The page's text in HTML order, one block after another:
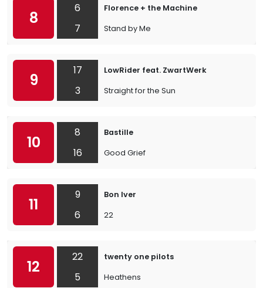
8
6
7
Florence + the Machine
Stand by Me
9
17
3
LowRider feat. ZwartWerk
Straight for the Sun
10
8
16
Bastille
Good Grief
11
9
6
Bon Iver
22
12
22
5
twenty one pilots
Heathens